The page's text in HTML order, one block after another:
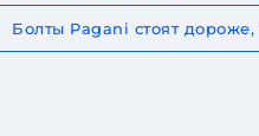
Болты Pagani стоят